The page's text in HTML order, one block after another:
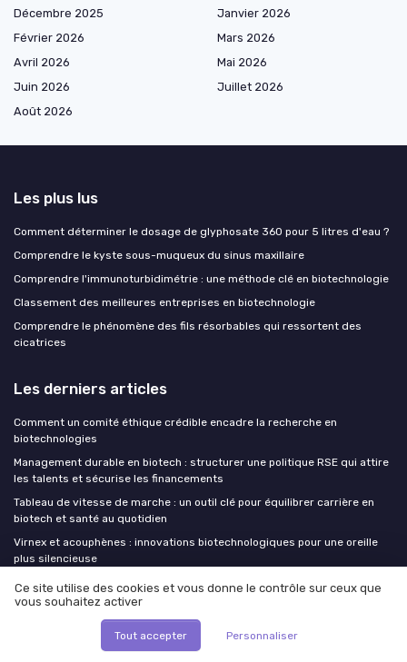
Décembre 2025
Janvier 2026
Février 2026
Mars 2026
Avril 2026
Mai 2026
Juin 2026
Juillet 2026
Août 2026
Les plus lus
Comment déterminer le dosage de glyphosate 360 pour 5 litres d'eau ?
Comprendre le kyste sous-muqueux du sinus maxillaire
Comprendre l'immunoturbidimétrie : une méthode clé en biotechnologie
Classement des meilleures entreprises en biotechnologie
Comprendre le phénomène des fils résorbables qui ressortent des
cicatrices
Les derniers articles
Comment un comité éthique crédible encadre la recherche en
biotechnologies
Management durable en biotech : structurer une politique RSE qui attire
les talents et sécurise les financements
Tableau de vitesse de marche : un outil clé pour équilibrer carrière en
biotech et santé au quotidien
Virnex et acouphènes : innovations biotechnologiques pour une oreille
plus silencieuse
CBD et savoir-faire français : comment le cannabidiol transforme le
quotidien dans les biotech
Biotech Insiders
Ce site utilise des cookies et vous donne le contrôle sur ceux que
vous souhaitez activer
Tout accepter Personnaliser